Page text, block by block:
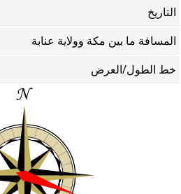
التاريخ
المسافة ما بين مكة وولاية عنابة
خط الطول/العرض